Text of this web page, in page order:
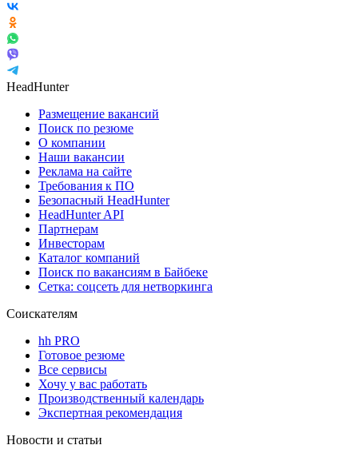
HeadHunter
Размещение вакансий
Поиск по резюме
О компании
Наши вакансии
Реклама на сайте
Требования к ПО
Безопасный HeadHunter
HeadHunter API
Партнерам
Инвесторам
Каталог компаний
Поиск по вакансиям в Байбеке
Сетка: соцсеть для нетворкинга
Соискателям
hh PRO
Готовое резюме
Все сервисы
Хочу у вас работать
Производственный календарь
Экспертная рекомендация
Новости и статьи